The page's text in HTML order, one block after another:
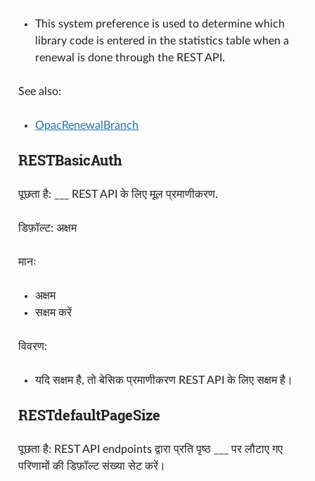
This system preference is used to determine which
library code is entered in the statistics table when a
renewal is done through the REST API.
See also:
OpacRenewalBranch
RESTBasicAuth
पूछता है: ___ REST API के लिए मूल प्रमाणीकरण.
डिफ़ॉल्ट: अक्षम
मानः
अक्षम
सक्षम करें
विवरण:
यदि सक्षम है, तो बेसिक प्रमाणीकरण REST API के लिए सक्षम है।
RESTdefaultPageSize
पूछता है: REST API endpoints द्वारा प्रति पृष्ठ ___ पर लौटाए गए
परिणामों की डिफ़ॉल्ट संख्या सेट करें।